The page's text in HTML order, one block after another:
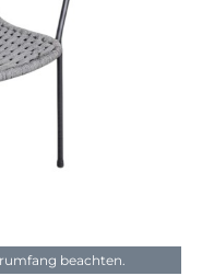
beachten.